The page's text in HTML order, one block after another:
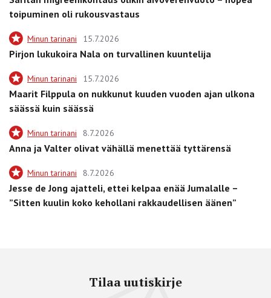
toipuminen oli rukousvastaus
Minun tarinani 15.7.2026
Pirjon lukukoira Nala on turvallinen kuuntelija
Minun tarinani 15.7.2026
Maarit Filppula on nukkunut kuuden vuoden ajan ulkona
säässä kuin säässä
Minun tarinani 8.7.2026
Anna ja Valter olivat vähällä menettää tyttärensä
Minun tarinani 8.7.2026
Jesse de Jong ajatteli, ettei kelpaa enää Jumalalle –
”Sitten kuulin koko kehollani rakkaudellisen äänen”
Tilaa uutiskirje